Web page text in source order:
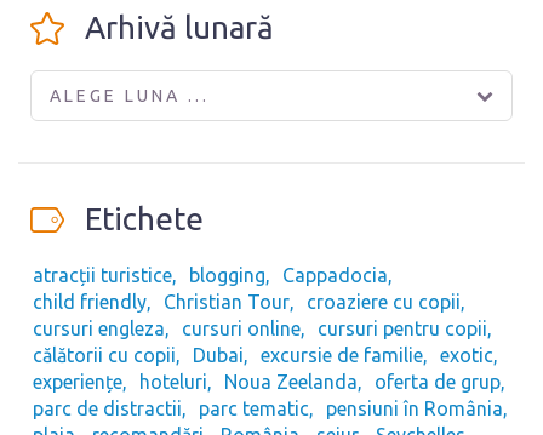
Arhivă lunară
ALEGE LUNA ...
Etichete
atracții turistice blogging
Cappadocia
child friendly
Christian Tour
croaziere cu copii
cursuri engleza
cursuri online
cursuri pentru copii
călătorii cu copii
Dubai excursie de familie
exotic
experiențe
hoteluri Noua Zeelanda
oferta de grup
parc de distractii
parc tematic
pensiuni în România